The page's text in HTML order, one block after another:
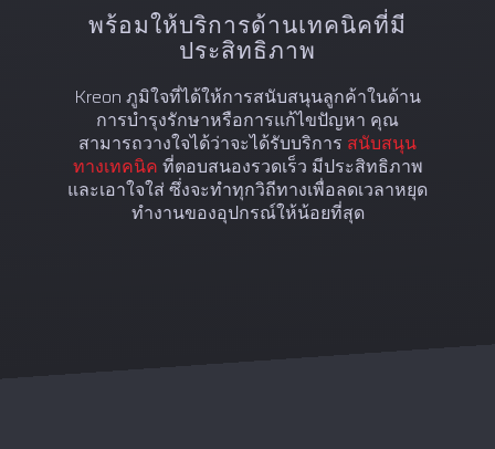
พร้อมให้บริการด้านเทคนิคที่มี
ประสิทธิภาพ
Kreon ภูมิใจที่ได้ให้การสนับสนุนลูกค้าในด้าน
การบำรุงรักษาหรือการแก้ไขปัญหา คุณ
สามารถวางใจได้ว่าจะได้รับบริการ สนับสนุน
ทางเทคนิค ที่ตอบสนองรวดเร็ว มีประสิทธิภาพ
และเอาใจใส่ ซึ่งจะทำทุกวิถีทางเพื่อลดเวลาหยุด
ทำงานของอุปกรณ์ให้น้อยที่สุด